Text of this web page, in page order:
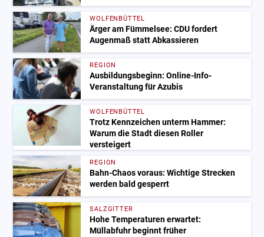
WOLFENBÜTTEL
Ärger am Fümmelsee: CDU fordert
Augenmaß statt Abkassieren
REGION
Ausbildungsbeginn: Online-Info-
Veranstaltung für Azubis
WOLFENBÜTTEL
Trotz Kennzeichen unterm Hammer:
Warum die Stadt diesen Roller
versteigert
REGION
Bahn-Chaos voraus: Wichtige Strecken
werden bald gesperrt
SALZGITTER
Hohe Temperaturen erwartet:
Müllabfuhr beginnt früher